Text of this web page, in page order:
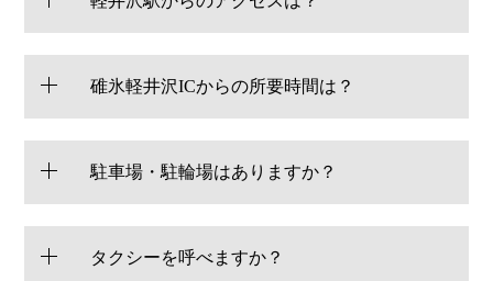
碓氷軽井沢ICからの所要時間は？
駐車場・駐輪場はありますか？
タクシーを呼べますか？